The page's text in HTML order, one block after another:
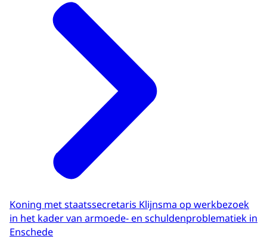
Koning met staatssecretaris Klijnsma op werkbezoek
in het kader van armoede- en schuldenproblematiek in
Enschede